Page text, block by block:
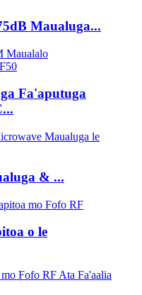
Maualuga...
Fa'aputuga
& ...
o le